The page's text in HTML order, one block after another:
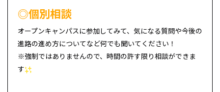
◎個別相談
オープンキャンパスに参加してみて、気になる質問や今後の
進路の進め方についてなど何でも聞いてください！
※強制ではありませんので、時間の許す限り相談ができま
す